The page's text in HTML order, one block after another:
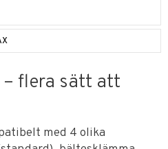
flera sätt att
med 4 olika